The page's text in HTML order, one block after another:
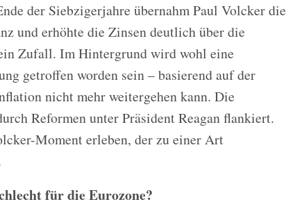
der Siebzigerjahre übernahm Paul Volcker die
und erhöhte die Zinsen deutlich über die
Zufall. Im Hintergrund wird wohl eine
getroffen worden sein – basierend auf der
nicht mehr weitergehen kann. Die
Reformen unter Präsident Reagan flankiert.
Moment erleben, der zu einer Art
für die Eurozone?